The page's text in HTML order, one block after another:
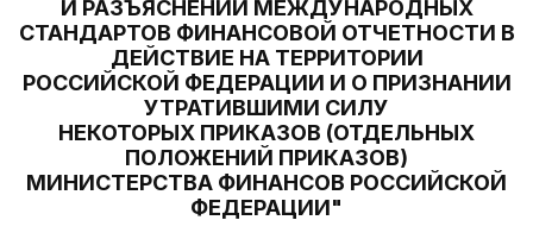
И РАЗЪЯСНЕНИЙ МЕЖДУНАРОДНЫХ
СТАНДАРТОВ ФИНАНСОВОЙ ОТЧЕТНОСТИ В
ДЕЙСТВИЕ НА ТЕРРИТОРИИ
РОССИЙСКОЙ ФЕДЕРАЦИИ И О ПРИЗНАНИИ
УТРАТИВШИМИ СИЛУ
НЕКОТОРЫХ ПРИКАЗОВ (ОТДЕЛЬНЫХ
ПОЛОЖЕНИЙ ПРИКАЗОВ)
МИНИСТЕРСТВА ФИНАНСОВ РОССИЙСКОЙ
ФЕДЕРАЦИИ"